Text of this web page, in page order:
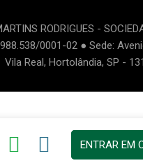
RODRIGUES -
0001-02 ● Sede:
Vila Real, Hortolândia, SP -
0; padding: 0; font-
ENTRAR EM